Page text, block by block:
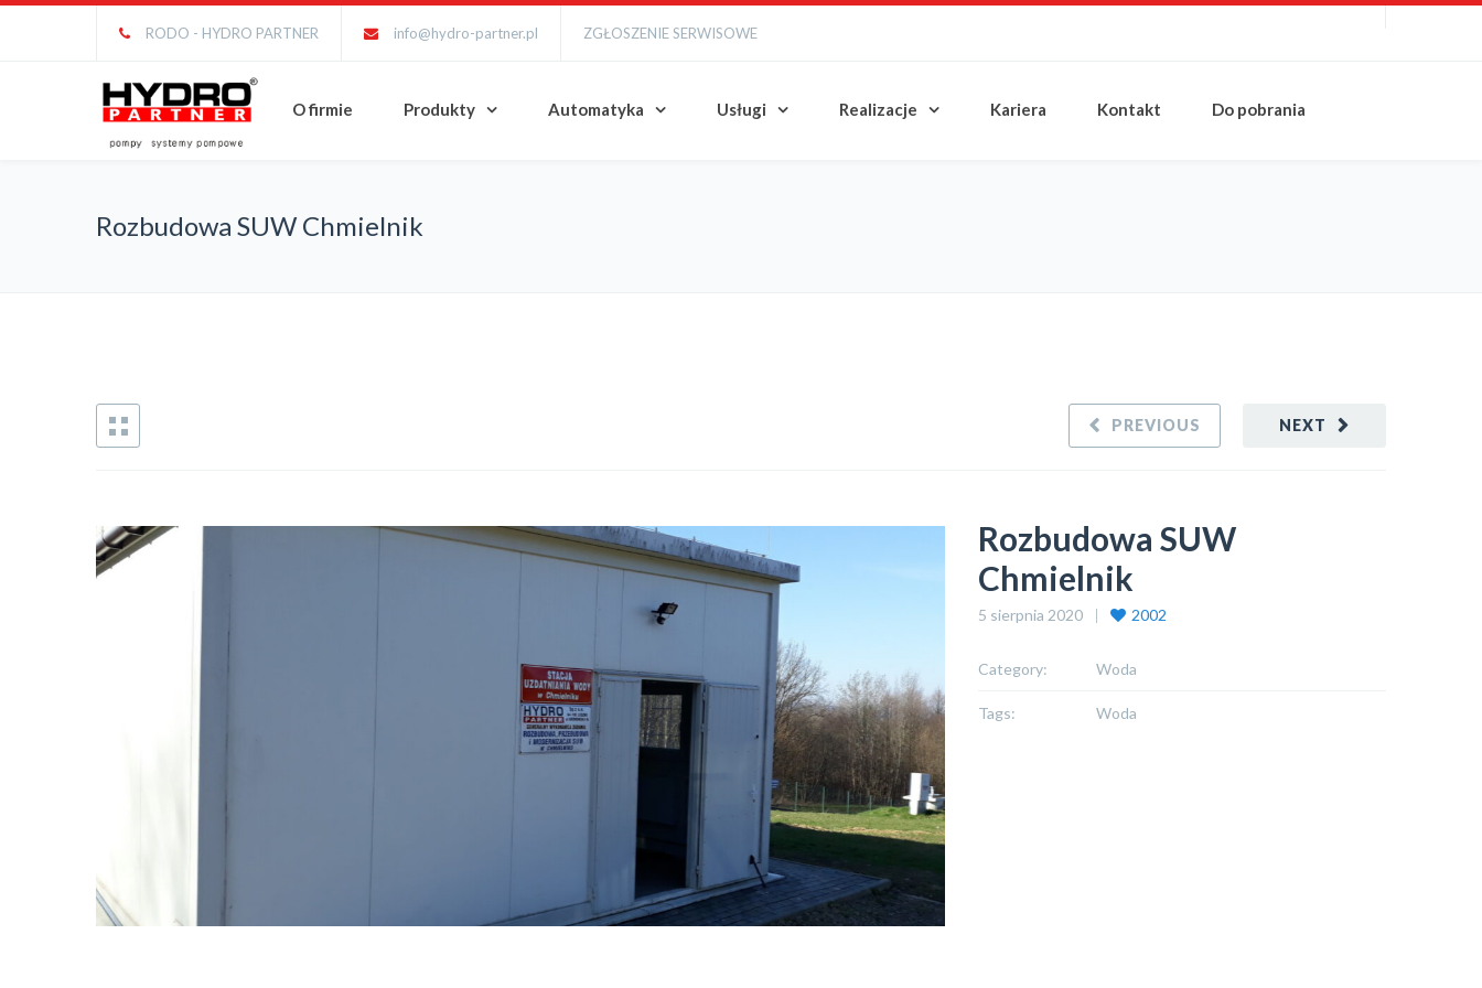
RODO - HYDRO PARTNER info@hydro-partner.pl ZGŁOSZENIE SERWISOWE
O firmie Produkty Automatyka Usługi Realizacje Kariera Kontakt Do pobrania
Rozbudowa SUW Chmielnik
NEXT
PREVIOUS
Rozbudowa SUW
Chmielnik
5 sierpnia 2020 2002
Category: Woda
Tags: Woda